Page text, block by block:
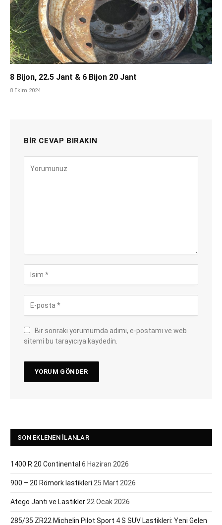
8 Bijon, 22.5 Jant & 6 Bijon 20 Jant
8 Ekim 2024
BIR CEVAP BIRAKIN
Bir sonraki yorumumda adımı, e-postamı ve web
sitemi bu tarayıcıya kaydedin.
SON EKLENEN İLANLAR
1400 R 20 Continental 6 Haziran 2026
900 – 20 Römork lastikleri 25 Mart 2026
Atego Jantı ve Lastikler 22 Ocak 2026
285/35 ZR22 Michelin Pilot Sport 4 S SUV Lastikleri: Yeni Gelen